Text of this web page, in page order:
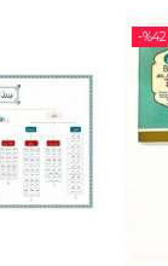
-%42